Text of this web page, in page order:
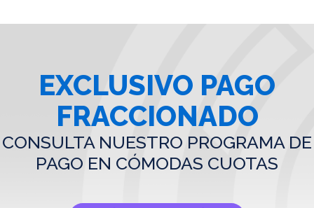
EXCLUSIVO PAGO
FRACCIONADO
CONSULTA NUESTRO PROGRAMA DE
PAGO EN CÓMODAS CUOTAS